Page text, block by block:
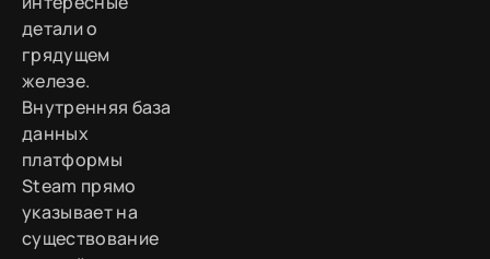
детали о
грядущем
железе.
Внутренняя база
данных
платформы
Steam прямо
указывает на
существование